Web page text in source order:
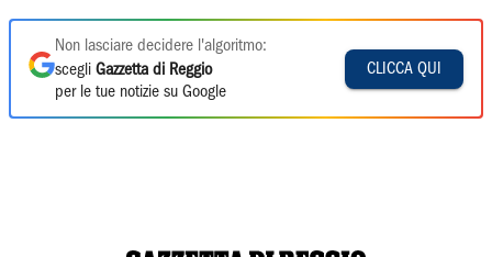
Non lasciare decidere l'algoritmo:
scegli Gazzetta di Reggio
per le tue notizie su Google
CLICCA QUI